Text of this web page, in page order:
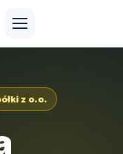
z o.o.